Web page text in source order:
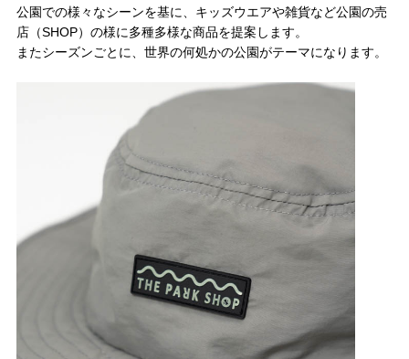
公園での様々なシーンを基に、キッズウエアや雑貨など公園の売
店（SHOP）の様に多種多様な商品を提案します。
またシーズンごとに、世界の何処かの公園がテーマになります。